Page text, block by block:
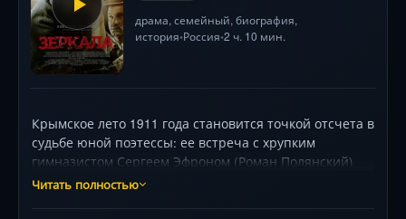
драма, семейный, биография,
история•Россия•2 ч. 10 мин.
Крымское лето 1911 года становится точкой отсчета в
судьбе юной поэтессы: ее встреча с хрупким
гимназистом Сергеем Эфроном (Роман Полянский)
перерастает в страсть, испепеляющую границы
Читать полностью